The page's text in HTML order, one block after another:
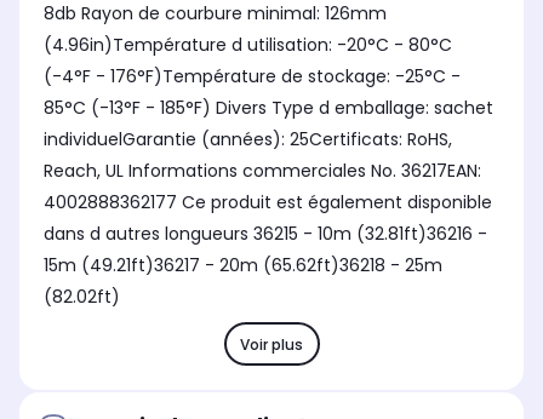
8db Rayon de courbure minimal: 126mm
(4.96in)Température d utilisation: -20°C - 80°C
(-4°F - 176°F)Température de stockage: -25°C -
85°C (-13°F - 185°F) Divers Type d emballage: sachet
individuelGarantie (années): 25Certificats: RoHS,
Reach, UL Informations commerciales No. 36217EAN:
4002888362177 Ce produit est également disponible
dans d autres longueurs 36215 - 10m (32.81ft)36216 -
15m (49.21ft)36217 - 20m (65.62ft)36218 - 25m
(82.02ft)
Voir plus